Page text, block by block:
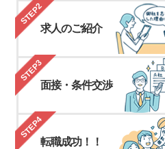
STEP2
求人のご紹介
STEP3
面接・条件交渉
STEP4
転職成功！！